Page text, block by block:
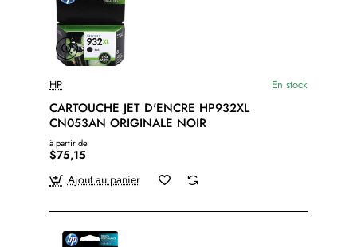
HP En stock
CARTOUCHE JET D'ENCRE HP932XL
CN053AN ORIGINALE NOIR
à partir de
$75,15
Ajout au panier